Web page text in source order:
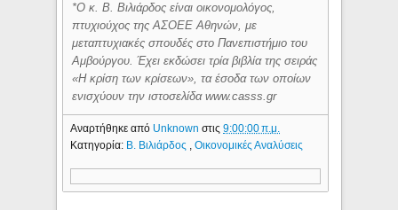
*Ο κ. Β. Βιλιάρδος είναι οικονομολόγος,
πτυχιούχος της ΑΣΟΕΕ Αθηνών, με
μεταπτυχιακές σπουδές στο Πανεπιστήμιο του
Αμβούργου. Έχει εκδώσει τρία βιβλία της σειράς
«Η κρίση των κρίσεων», τα έσοδα των οποίων
ενισχύουν την ιστοσελίδα www.casss.gr
Αναρτήθηκε από Unknownστις9:00:00 π.μ.
Κατηγορία: Β. Βιλιάρδος ,Οικονομικές Αναλύσεις